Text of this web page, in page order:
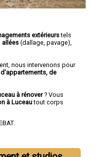
extérieurstels
allées (dallage, pavage),
nous intervenons pour
de
à rénover? Vous
à Luceautout corps